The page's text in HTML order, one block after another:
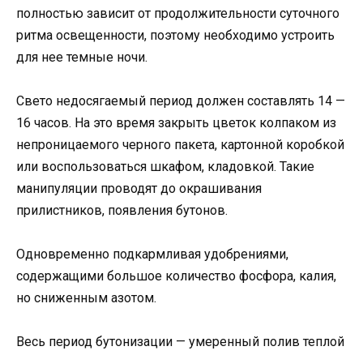
полностью зависит от продолжительности суточного
ритма освещенности, поэтому необходимо устроить
для нее темные ночи.
Свето недосягаемый период должен составлять 14 —
16 часов. На это время закрыть цветок колпаком из
непроницаемого черного пакета, картонной коробкой
или воспользоваться шкафом, кладовкой. Такие
манипуляции проводят до окрашивания
прилистников, появления бутонов.
Одновременно подкармливая удобрениями,
содержащими большое количество фосфора, калия,
но сниженным азотом.
Весь период бутонизации — умеренный полив теплой